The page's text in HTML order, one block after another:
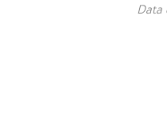
Data